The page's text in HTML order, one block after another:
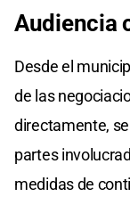
Audiencia
Desde el
de las
directamente,
partes
medidas de